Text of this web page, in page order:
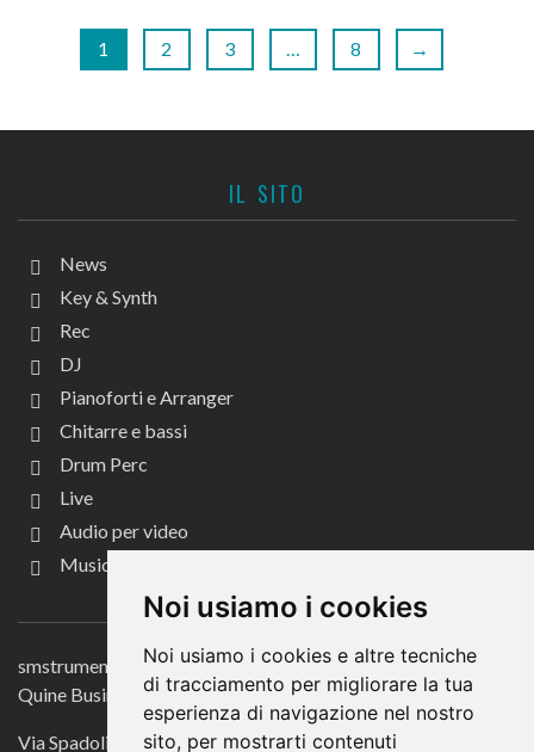
Noi usiamo i cookies
Noi usiamo i cookies e altre tecniche
di tracciamento per migliorare la tua
esperienza di navigazione nel nostro
sito, per mostrarti contenuti
1 2 3 … 8 →
IL SITO
News
Key & Synth
Rec
DJ
Pianoforti e Arranger
Chitarre e bassi
Drum Perc
Live
Audio per video
Music Life
CONTATTACI
smstrumentimusicali.it
Quine Business Publisher
Via Spadolini 7